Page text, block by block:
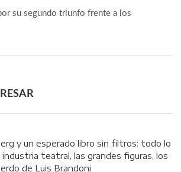
su segundo triunfo frente a los